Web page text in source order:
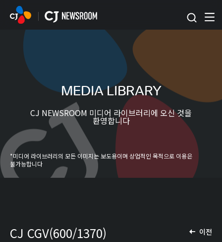
본문 바로가기
MEDIA LIBRARY
CJ NEWSROOM 미디어 라이브러리에 오신 것을
환영합니다
*미디어 라이브러리의 모든 이미지는 보도용이며 상업적인 목적으로 이용은
불가능합니다
이전
CJ CGV(600/1370)